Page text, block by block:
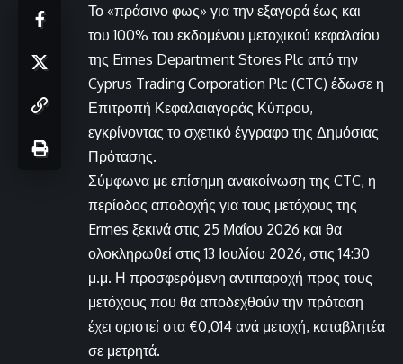
Το «πράσινο φως» για την εξαγορά έως και
του 100% του εκδομένου μετοχικού κεφαλαίου
της Ermes Department Stores Plc από την
Cyprus Trading Corporation Plc (CTC) έδωσε η
Επιτροπή Κεφαλαιαγοράς Κύπρου,
εγκρίνοντας το σχετικό έγγραφο της Δημόσιας
Πρότασης.
Σύμφωνα με επίσημη ανακοίνωση της CTC, η
περίοδος αποδοχής για τους μετόχους της
Ermes ξεκινά στις 25 Μαΐου 2026 και θα
ολοκληρωθεί στις 13 Ιουλίου 2026, στις 14:30
μ.μ. Η προσφερόμενη αντιπαροχή προς τους
μετόχους που θα αποδεχθούν την πρόταση
έχει οριστεί στα €0,014 ανά μετοχή, καταβλητέα
σε μετρητά.